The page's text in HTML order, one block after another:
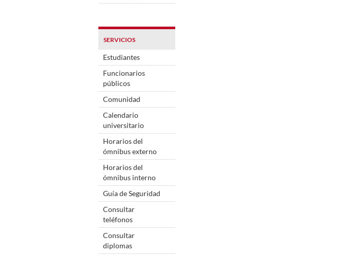
SERVICIOS
Estudiantes
Funcionarios
públicos
Comunidad
Calendario
universitario
Horarios del
ómnibus externo
Horarios del
ómnibus interno
Guía de Seguridad
Consultar
teléfonos
Consultar
diplomas